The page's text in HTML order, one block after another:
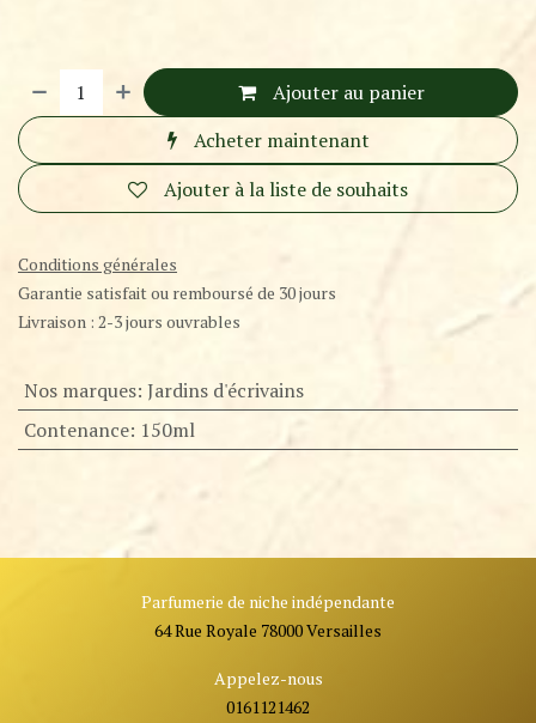
Ajouter au panier
Acheter maintenant
Ajouter à la liste de souhaits
Conditions générales
Garantie satisfait ou remboursé de 30 jours
Livraison : 2-3 jours ouvrables
Nos marques: Jardins d'écrivains
Contenance: 150ml
Parfumerie de niche indépendante
64 Rue Royale 78000 Versailles
Appelez-nous
0161121462